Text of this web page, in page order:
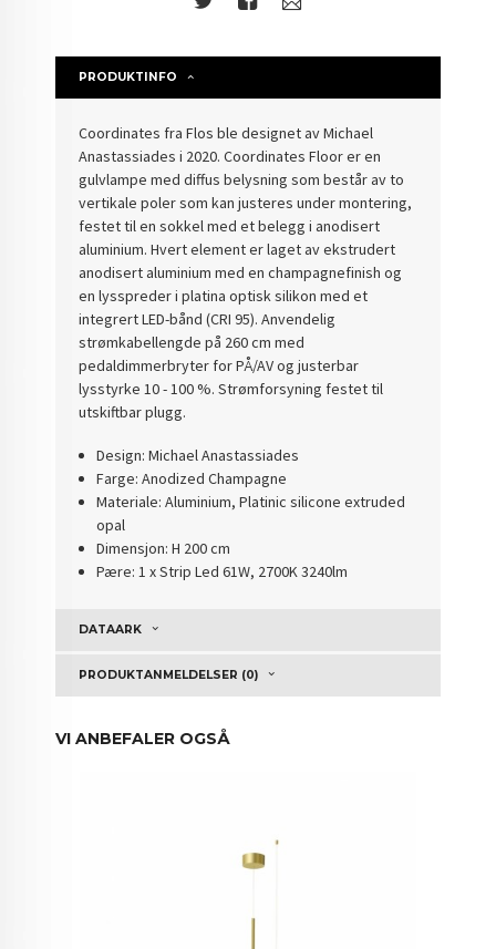
PRODUKTINFO
Coordinates fra Flos ble designet av Michael
Anastassiades i 2020. Coordinates Floor er en
gulvlampe med diffus belysning som består av to
vertikale poler som kan justeres under montering,
festet til en sokkel med et belegg i anodisert
aluminium.Hvert element er laget av ekstrudert
anodisert aluminium med en champagnefinish og
en lysspreder i platina optisk silikon med et
integrert LED-bånd (CRI 95). Anvendelig
strømkabellengde på 260 cm med
pedaldimmerbryter for PÅ/AV og justerbar
lysstyrke 10 - 100 %. Strømforsyning festet til
utskiftbar plugg.
Design: Michael Anastassiades
Farge: Anodized Champagne
Materiale: Aluminium, Platinic silicone extruded
opal
Dimensjon: H 200 cm
Pære: 1 x Strip Led 61W, 2700K 3240lm
DATAARK
PRODUKTANMELDELSER (0)
VI ANBEFALER OGSÅ